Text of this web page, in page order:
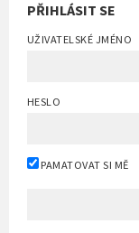
PŘIHLÁSIT SE
UŽIVATELSKÉ JMÉNO
HESLO
PAMATOVAT SI MĚ